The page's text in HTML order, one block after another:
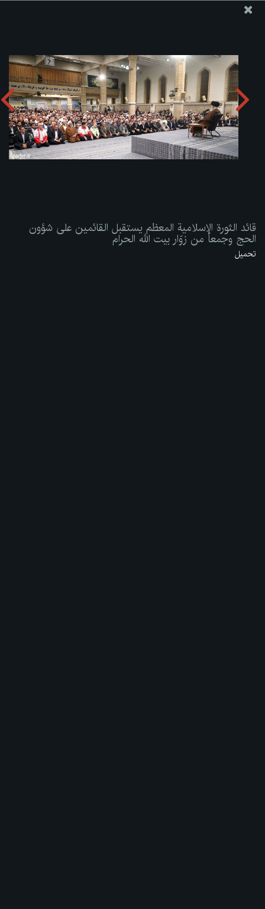
قائد الثورة الإسلامية المعظم يستقبل القائمين على شؤون الحج
وجمعاً من زوّار بيت الله الحرام
تحميل الألبوم:zip
قائد الثورة الإسلامية المعظم يستقبل القائمين على شؤون
الحج وجمعاً من زوّار بيت الله الحرام
تحميل